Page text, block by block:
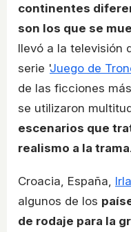
continentes
son los que se
llevó a la televisión
serie ' Juego de
de las ficciones
se utilizaron
escenarios que
realismo a la trama.
Croacia, España,
algunos de los
de rodaje para la